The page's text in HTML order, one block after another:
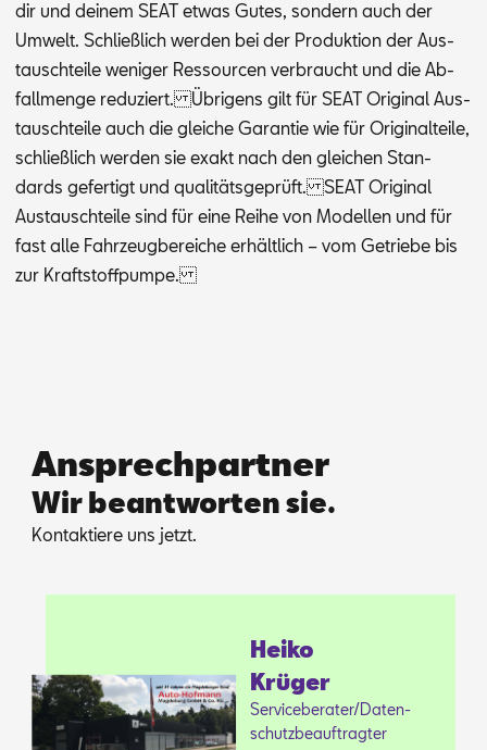
dir und dei­nem SEAT et­was Gu­tes, son­dern auch der
Um­welt. Schließ­lich wer­den bei der Pro­duk­ti­on der Aus­
tausch­tei­le we­ni­ger Res­sour­cen ver­braucht und die Ab­
fall­men­ge re­du­ziert. Üb­ri­gens gilt für SEAT Ori­gi­nal Aus­
tausch­tei­le auch die glei­che Ga­ran­tie wie für Ori­gi­nal­tei­le,
schließ­lich wer­den sie ex­akt nach den glei­chen Stan­
dards ge­fer­tigt und qua­li­täts­ge­prüft. SEAT Ori­gi­nal
Aus­tausch­tei­le sind für eine Rei­he von Mo­del­len und für
fast alle Fahr­zeug­be­rei­che er­hält­lich – vom Ge­trie­be bis
zur Kraft­stoff­pum­pe.
Ansprechpartner
Wir beantworten sie.
Kon­tak­tie­re uns jetzt.
Hei­ko
Krü­ger
Ser­vice­be­ra­ter/Da­ten­
schutz­be­auf­trag­ter